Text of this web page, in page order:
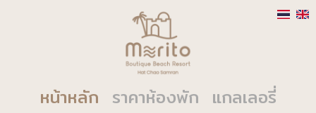
หน้าหลัก ราคาห้องพัก แกลเลอรี่